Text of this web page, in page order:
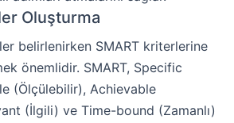
Oluşturma
belirlenirken SMART kriterlerine
önemlidir. SMART, Specific
(Ölçülebilir), Achievable
(İlgili) ve Time-bound (Zamanlı)